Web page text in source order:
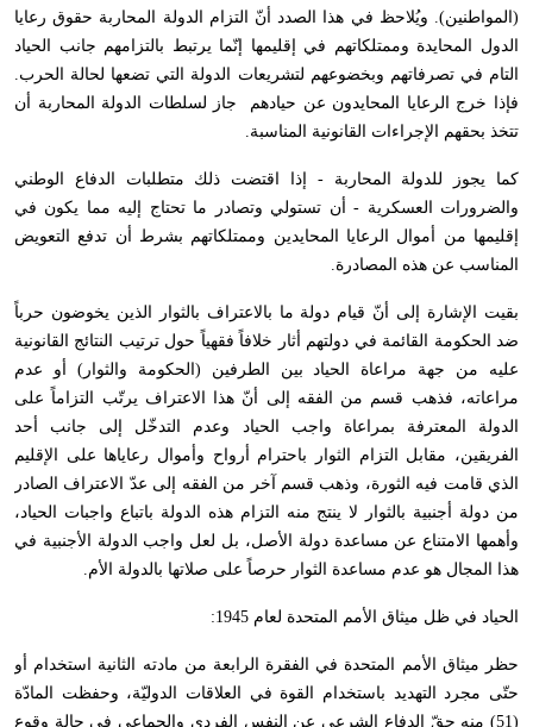
(المواطنين). ويُلاحظ في هذا الصدد أنّ التزام الدولة المحاربة حقوق رعايا
الدول المحايدة وممتلكاتهم في إقليمها إنّما يرتبط بالتزامهم جانب الحياد
التام في تصرفاتهم وبخضوعهم لتشريعات الدولة التي تضعها لحالة الحرب.
فإذا خرج الرعايا المحايدون عن حيادهم جاز لسلطات الدولة المحاربة أن
تتخذ بحقهم الإجراءات القانونية المناسبة.
كما يجوز للدولة المحاربة - إذا اقتضت ذلك متطلبات الدفاع الوطني
والضرورات العسكرية - أن تستولي وتصادر ما تحتاج إليه مما يكون في
إقليمها من أموال الرعايا المحايدين وممتلكاتهم بشرط أن تدفع التعويض
المناسب عن هذه المصادرة.
بقيت الإشارة إلى أنّ قيام دولة ما بالاعتراف بالثوار الذين يخوضون حرباً
ضد الحكومة القائمة في دولتهم أثار خلافاً فقهياً حول ترتيب النتائج القانونية
عليه من جهة مراعاة الحياد بين الطرفين (الحكومة والثوار) أو عدم
مراعاته، فذهب قسم من الفقه إلى أنّ هذا الاعتراف يرتّب التزاماً على
الدولة المعترفة بمراعاة واجب الحياد وعدم التدخّل إلى جانب أحد
الفريقين، مقابل التزام الثوار باحترام أرواح وأموال رعاياها على الإقليم
الذي قامت فيه الثورة، وذهب قسم آخر من الفقه إلى عدّ الاعتراف الصادر
من دولة أجنبية بالثوار لا ينتج منه التزام هذه الدولة باتباع واجبات الحياد،
وأهمها الامتناع عن مساعدة دولة الأصل، بل لعل واجب الدولة الأجنبية في
هذا المجال هو عدم مساعدة الثوار حرصاً على صلاتها بالدولة الأم.
الحياد في ظل ميثاق الأمم المتحدة لعام 1945:
حظر ميثاق الأمم المتحدة في الفقرة الرابعة من مادته الثانية استخدام أو
حتّى مجرد التهديد باستخدام القوة في العلاقات الدوليّة، وحفظت المادّة
(51) منه حقّ الدفاع الشرعي عن النفس الفردي والجماعي في حالة وقوع